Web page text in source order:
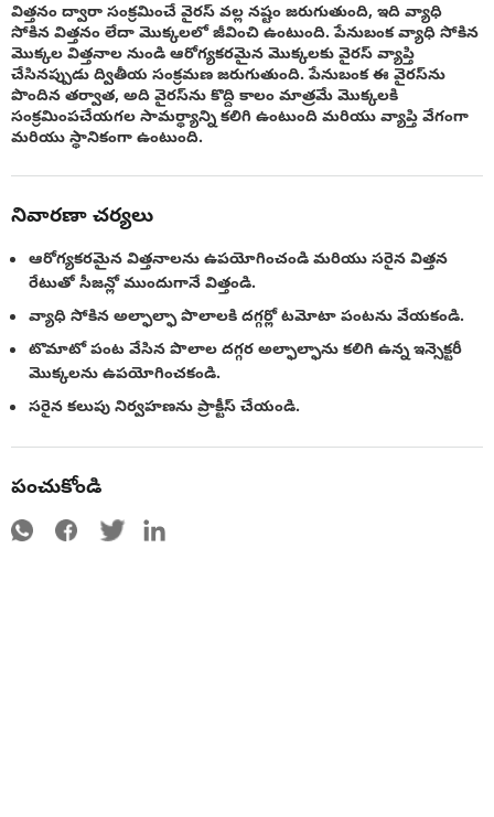
విత్తనం ద్వారా సంక్రమించే వైరస్ వల్ల నష్టం జరుగుతుంది, ఇది వ్యాధి
సోకిన విత్తనం లేదా మొక్కలలో జీవించి ఉంటుంది. పేనుబంక వ్యాధి సోకిన
మొక్కల విత్తనాల నుండి ఆరోగ్యకరమైన మొక్కలకు వైరస్ వ్యాప్తి
చేసినప్పుడు ద్వితీయ సంక్రమణ జరుగుతుంది. పేనుబంక ఈ వైరస్‌ను
పొందిన తర్వాత, అది వైరస్‌ను కొద్ది కాలం మాత్రమే మొక్కలకి
సంక్రమింపచేయగల సామర్థ్యాన్ని కలిగి ఉంటుంది మరియు వ్యాప్తి వేగంగా
మరియు స్థానికంగా ఉంటుంది.
నివారణా చర్యలు
ఆరోగ్యకరమైన విత్తనాలను ఉపయోగించండి మరియు సరైన విత్తన
రేటుతో సీజన్లో ముందుగానే విత్తండి.
వ్యాధి సోకిన అల్ఫాల్ఫా పొలాలకి దగ్గర్లో టమోటా పంటను వేయకండి.
టొమాటో పంట వేసిన పొలాల దగ్గర అల్ఫాల్ఫాను కలిగి ఉన్న ఇన్సెక్టరీ
మొక్కలను ఉపయోగించకండి.
సరైన కలుపు నిర్వహణను ప్రాక్టీస్ చేయండి.
పంచుకోండి